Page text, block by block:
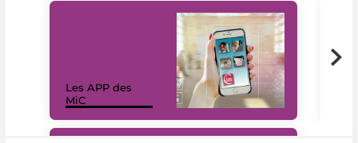
Les APP des
MiC